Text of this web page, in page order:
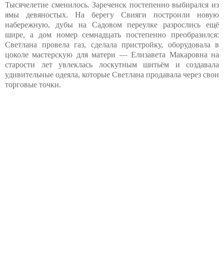
Тысячелетие сменилось. Зареченск постепенно выбирался из
ямы девяностых. На берегу Свияги построили новую
набережную, дубы на Садовом переулке разрослись ещё
шире, а дом номер семнадцать постепенно преобразился:
Светлана провела газ, сделала пристройку, оборудовала в
цоколе мастерскую для матери — Елизавета Макаровна на
старости лет увлеклась лоскутным шитьём и создавала
удивительные одеяла, которые Светлана продавала через свои
торговые точки.